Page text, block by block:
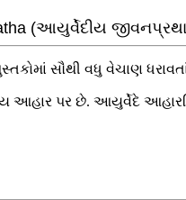
(આયુર્વેદીય
સૌથી વધુ વેચાણ
પર છે. આયુર્વેદે